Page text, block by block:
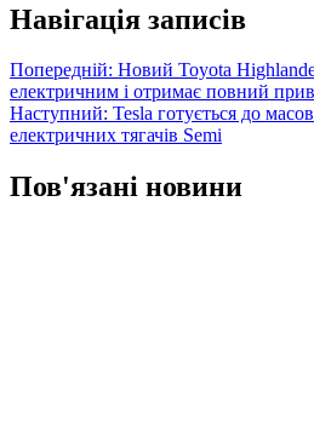
Навігація записів
Попередній: Новий Toyota
електричним і отримає повний
Наступний: Tesla готується до
електричних тягачів Semi
Пов'язані новини